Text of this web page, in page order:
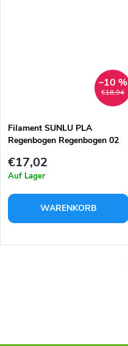
€18,94
–10 %
Filament SUNLU PLA
Regenbogen Regenbogen 02
€17,02
Auf Lager
WARENKORB